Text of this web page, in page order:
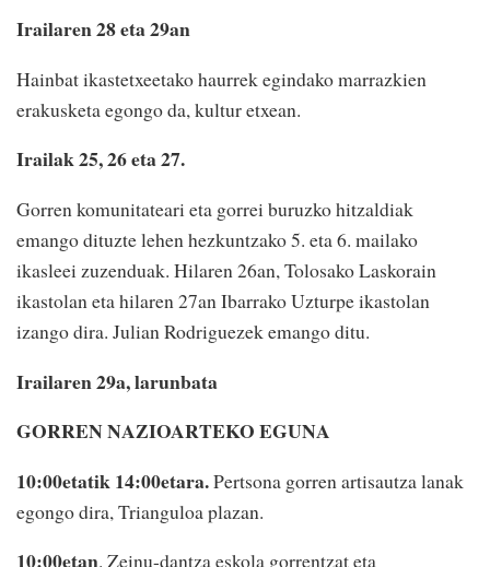
Irailaren 28 eta 29an
Hainbat ikastetxeetako haurrek egindako marrazkien
erakusketa egongo da, kultur etxean.
Irailak 25, 26 eta 27.
Gorren komunitateari eta gorrei buruzko hitzaldiak
emango dituzte lehen hezkuntzako 5. eta 6. mailako
ikasleei zuzenduak. Hilaren 26an, Tolosako Laskorain
ikastolan eta hilaren 27an Ibarrako Uzturpe ikastolan
izango dira. Julian Rodriguezek emango ditu.
Irailaren 29a, larunbata
GORREN NAZIOARTEKO EGUNA
10:00etatik 14:00etara.Pertsona gorren artisautza lanak
egongo dira, Trianguloa plazan.
10:00etan. Zeinu-dantza eskola gorrentzat eta